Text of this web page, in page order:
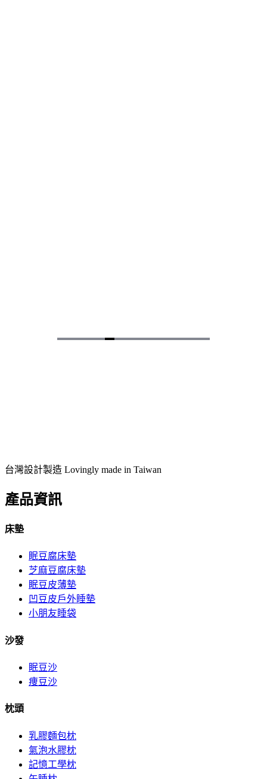
台灣設計製造 Lovingly made in Taiwan
產品資訊
床墊
眠豆腐床墊
芝麻豆腐床墊
眠豆皮薄墊
凹豆皮戶外睡墊
小朋友睡袋
沙發
眠豆沙
痩豆沙
枕頭
乳膠麵包枕
氣泡水膠枕
記憶工學枕